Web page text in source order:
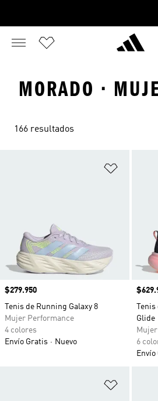
MORADO ·
166 resultados
Precio
$279.950
Tenis de Running Galaxy 8
Mujer Performance
4 colores
Envío Gratis
Nuevo
Glide
6